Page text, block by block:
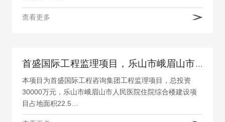
查看更多
首盛国际工程监理项目，乐山市峨眉山市人民医院建设项目
本项目为首盛国际工程咨询集团工程监理项目，总投资
30000万元，乐山市峨眉山市人民医院住院综合楼建设项
目占地面积22.5…